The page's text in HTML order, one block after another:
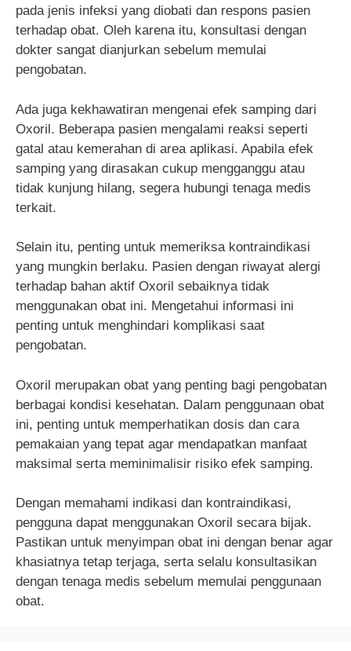
pada jenis infeksi yang diobati dan respons pasien
terhadap obat. Oleh karena itu, konsultasi dengan
dokter sangat dianjurkan sebelum memulai
pengobatan.
Ada juga kekhawatiran mengenai efek samping dari
Oxoril. Beberapa pasien mengalami reaksi seperti
gatal atau kemerahan di area aplikasi. Apabila efek
samping yang dirasakan cukup mengganggu atau
tidak kunjung hilang, segera hubungi tenaga medis
terkait.
Selain itu, penting untuk memeriksa kontraindikasi
yang mungkin berlaku. Pasien dengan riwayat alergi
terhadap bahan aktif Oxoril sebaiknya tidak
menggunakan obat ini. Mengetahui informasi ini
penting untuk menghindari komplikasi saat
pengobatan.
Oxoril merupakan obat yang penting bagi pengobatan
berbagai kondisi kesehatan. Dalam penggunaan obat
ini, penting untuk memperhatikan dosis dan cara
pemakaian yang tepat agar mendapatkan manfaat
maksimal serta meminimalisir risiko efek samping.
Dengan memahami indikasi dan kontraindikasi,
pengguna dapat menggunakan Oxoril secara bijak.
Pastikan untuk menyimpan obat ini dengan benar agar
khasiatnya tetap terjaga, serta selalu konsultasikan
dengan tenaga medis sebelum memulai penggunaan
obat.